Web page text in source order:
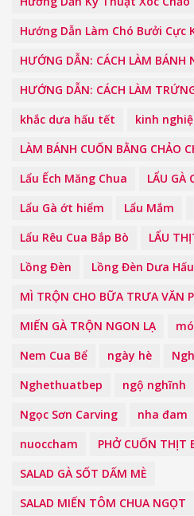
Hướng Dẫn Làm Chó Bưởi Cực
HƯỚNG DẪN: CÁCH LÀM BÁNH
HƯỚNG DẪN: CÁCH LÀM
khắc dưa hấu tết
kinh
LÀM BÁNH CUỐN BẰNG CHẢO
Lẩu Ếch Măng Chua
LẨU GÀ
Lẩu Gà ớt hiểm
Lẩu Mắm
Lẩu Rêu Cua Bắp Bò
LẨU
Lồng Đèn
Lồng Đèn Dưa Hấu
MÌ TRỘN CHO BỮA TRƯA VĂN
MIẾN GÀ TRỘN NGON LẠ
Nem Cua Bể
ngày hè
Nghethuatbep
ngộ nghĩnh
Ngọc Sơn Carving
nha đam
nuoccham
PHỞ CUỐN THỊT
SALAD GÀ SỐT DẤM MÈ
SALAD MIẾN TÔM CHUA NGỌT